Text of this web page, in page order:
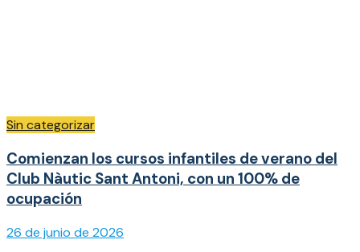
Sin categorizar
Comienzan los cursos infantiles de verano del
Club Nàutic Sant Antoni, con un 100% de
ocupación
26 de junio de 2026